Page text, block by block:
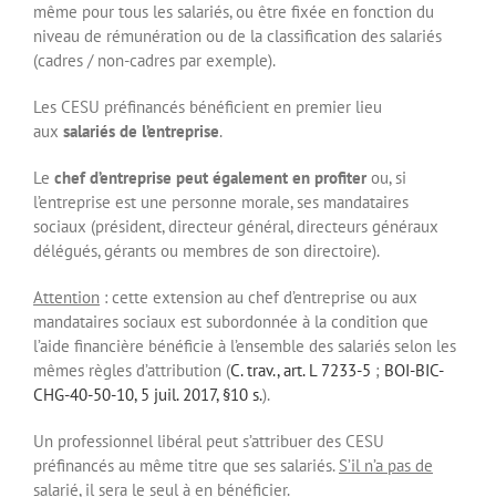
même pour tous les salariés, ou être fixée en fonction du
niveau de rémunération ou de la classification des salariés
(cadres / non-cadres par exemple).
Les CESU préfinancés bénéficient en premier lieu
aux salariés de l’entreprise.
Le chef d’entreprise peut également en profiterou, si
l’entreprise est une personne morale, ses mandataires
sociaux (président, directeur général, directeurs généraux
délégués, gérants ou membres de son directoire).
Attention: cette extension au chef d’entreprise ou aux
mandataires sociaux est subordonnée à la condition que
l’aide financière bénéficie à l’ensemble des salariés selon les
mêmes règles d’attribution (C. trav., art. L 7233-5 ; BOI-BIC-
CHG-40-50-10, 5 juil. 2017, §10 s.).
Un professionnel libéral peut s’attribuer des CESU
préfinancés au même titre que ses salariés. S’il n’a pas de
salarié, il sera le seul à en bénéficier.